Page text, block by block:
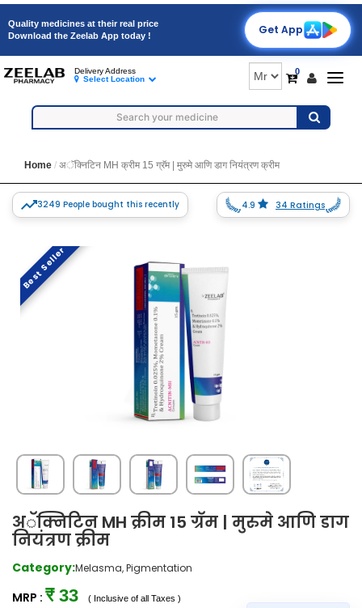
Quality medicines at their real price
Download the Zeelab App today !
Get App
0
Delivery Address
Select Location
Home अॅक्निटिन MH क्रीम 15 ग्रॅम | मुरुमे आणि डाग नियंत्रण क्रीम
3249 People bought this recently 4.9 34 Ratings
Best Seller
अॅक्निटिन MH क्रीम 15 ग्रॅम | मुरुमे आणि डाग
नियंत्रण क्रीम
Category:Melasma, Pigmentation
MRP : ₹ 33 ( Inclusive of all Taxes )